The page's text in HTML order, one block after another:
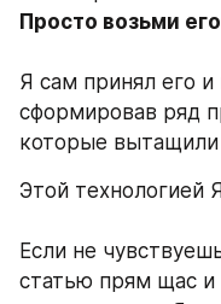
Просто возьми
Я сам принял его
сформировав ряд
которые
Этой технологией
Если не
статью прям щас